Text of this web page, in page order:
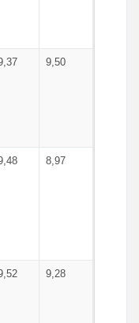
9,50
8,97
9,28